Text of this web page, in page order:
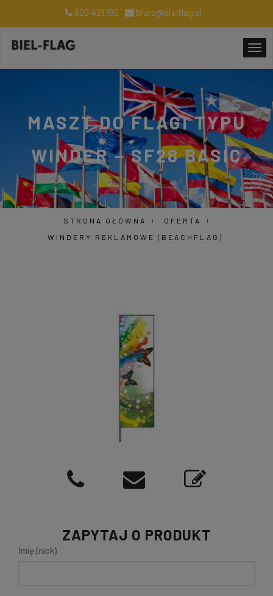
600 421 190 biuro@bielflag.pl
MASZT DO FLAGI TYPU
WINDER – SF28 BASIC
STRONA GŁÓWNA
OFERTA
WINDERY REKLAMOWE (BEACHFLAG)
ZAPYTAJ O PRODUKT
Imię (nick)